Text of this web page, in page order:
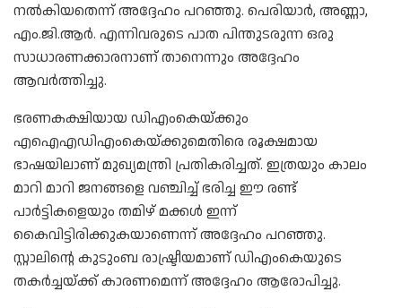
നൽകിയതെന്ന് അദ്ദേഹം പറഞ്ഞു. പെരിയാർ, അണ്ണാ,
എം.ജി.ആർ. എന്നിവരുടെ പാത പിന്തുടരുന്ന ഒരു
സാധാരണക്കാരനാണ് താനെന്നും അദ്ദേഹം
ആവർത്തിച്ചു.
ഭരണകക്ഷിയായ ഡിഎംകെയ്ക്കും
എഐഎഡിഎംകെയ്ക്കുമെതിരെ രൂക്ഷമായ
ഭാഷയിലാണ് മുഖ്യമന്ത്രി പ്രതികരിച്ചത്. ഇത്രയും കാലം
മാറി മാറി ജനങ്ങളെ വഞ്ചിച്ച് ഭരിച്ച ഈ രണ്ട്
പാർട്ടികളെയും തമിഴ് മക്കൾ ഇന്ന്
കൈവിട്ടിരിക്കുകയാണെന്ന് അദ്ദേഹം പറഞ്ഞു.
സ്റ്റാലിന്റെ കുടുംബ രാഷ്ട്രീയമാണ് ഡിഎംകെയുടെ
തകർച്ചയ്ക്ക് കാരണമെന്ന് അദ്ദേഹം ആരോപിച്ചു.